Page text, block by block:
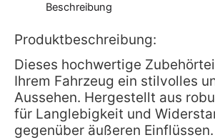
Beschreibung
Produktbeschreibung:
Dieses hochwertige
Ihrem Fahrzeug ein stilvolles
Aussehen. Hergestellt aus
für Langlebigkeit und
gegenüber äußeren Einflüssen.